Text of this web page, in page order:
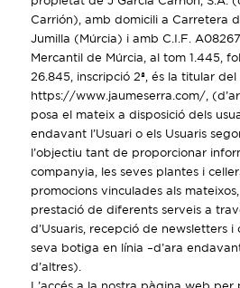
Carrión), amb domicili a Carretera
Jumilla (Múrcia) i amb C.I.F.
Mercantil de Múrcia, al tom 1.445,
26.845, inscripció 2ª, és la titular del
https://www.jaumeserra.com/,
posa el mateix a disposició dels
endavant l’Usuari o els Usuaris
l’objectiu tant de proporcionar
companyia, les seves plantes i
promocions vinculades als
prestació de diferents serveis a
d’Usuaris, recepció de newsletters i
seva botiga en línia –d’ara
d’altres).